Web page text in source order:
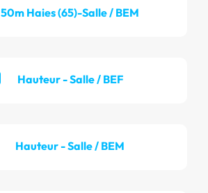
50m Haies (65)-Salle / BEM
Hauteur - Salle / BEF
Hauteur - Salle / BEM